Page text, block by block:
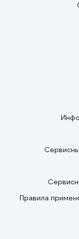
Правила